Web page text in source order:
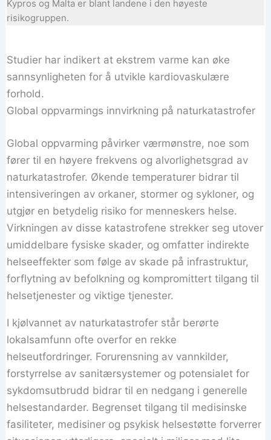
Kypros og Malta er blant landene i den høyeste
risikogruppen.
Studier har indikert at ekstrem varme kan øke
sannsynligheten for å utvikle kardiovaskulære
forhold.
Global oppvarmings innvirkning på naturkatastrofer
Global oppvarming påvirker værmønstre, noe som
fører til en høyere frekvens og alvorlighetsgrad av
naturkatastrofer. Økende temperaturer bidrar til
intensiveringen av orkaner, stormer og sykloner, og
utgjør en betydelig risiko for menneskers helse.
Virkningen av disse katastrofene strekker seg utover
umiddelbare fysiske skader, og omfatter indirekte
helseeffekter som følge av skade på infrastruktur,
forflytning av befolkning og kompromittert tilgang til
helsetjenester og viktige tjenester.
I kjølvannet av naturkatastrofer står berørte
lokalsamfunn ofte overfor en rekke
helseutfordringer. Forurensning av vannkilder,
forstyrrelse av sanitærsystemer og potensialet for
sykdomsutbrudd bidrar til en nedgang i generelle
helsestandarder. Begrenset tilgang til medisinske
fasiliteter, medisiner og psykisk helsestøtte forverrer